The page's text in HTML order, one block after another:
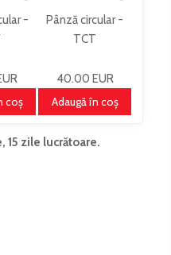
-
coş
Pânză circular -
TCT
40.00 EUR
Adaugă în coş
zile lucrătoare.